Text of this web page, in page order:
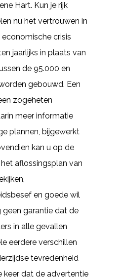
Hart. Kun je rijk
nu het vertrouwen in
crisis
jaarlijks in plaats van
de 95.000 en
gebouwd. Een
zogeheten
meer informatie
plannen, bijgewerkt
kan u op de
aflossingsplan van
en goede wil
garantie dat de
in alle gevallen
eerdere verschillen
tevredenheid
keer dat de advertentie